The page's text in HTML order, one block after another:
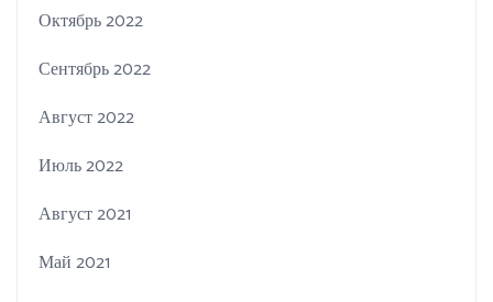
Октябрь 2022
Сентябрь 2022
Август 2022
Июль 2022
Август 2021
Май 2021